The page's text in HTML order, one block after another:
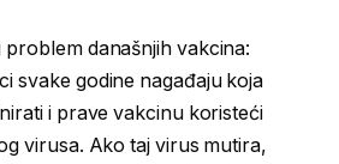
današnjih vakcina:
svake godine nagađaju koja
i prave vakcinu koristeći
virusa. Ako taj virus mutira,